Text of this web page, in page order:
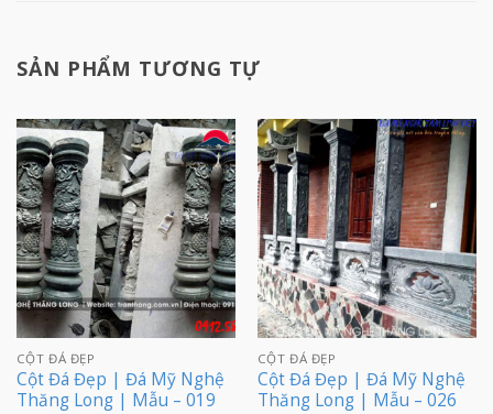
SẢN PHẨM TƯƠNG TỰ
CỘT ĐÁ ĐẸP
Cột Đá Đẹp | Đá Mỹ Nghệ
Thăng Long | Mẫu – 019
CỘT ĐÁ ĐẸP
Cột Đá Đẹp | Đá Mỹ Nghệ
Thăng Long | Mẫu – 026